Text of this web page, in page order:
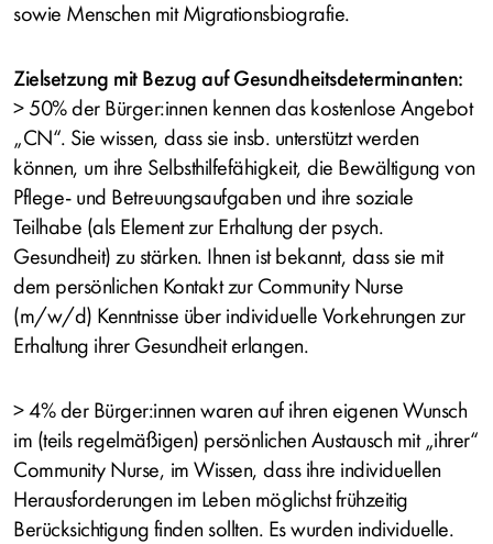
sowie Menschen mit Migrationsbiografie.
Zielsetzung mit Bezug auf Gesundheitsdeterminanten:
> 50% der Bürger:innen kennen das kostenlose Angebot
„CN“. Sie wissen, dass sie insb. unterstützt werden
können, um ihre Selbsthilfefähigkeit, die Bewältigung von
Pflege- und Betreuungsaufgaben und ihre soziale
Teilhabe (als Element zur Erhaltung der psych.
Gesundheit) zu stärken. Ihnen ist bekannt, dass sie mit
dem persönlichen Kontakt zur Community Nurse
(m/w/d) Kenntnisse über individuelle Vorkehrungen zur
Erhaltung ihrer Gesundheit erlangen.
> 4% der Bürger:innen waren auf ihren eigenen Wunsch
im (teils regelmäßigen) persönlichen Austausch mit „ihrer“
Community Nurse, im Wissen, dass ihre individuellen
Herausforderungen im Leben möglichst frühzeitig
Berücksichtigung finden sollten. Es wurden individuelle.